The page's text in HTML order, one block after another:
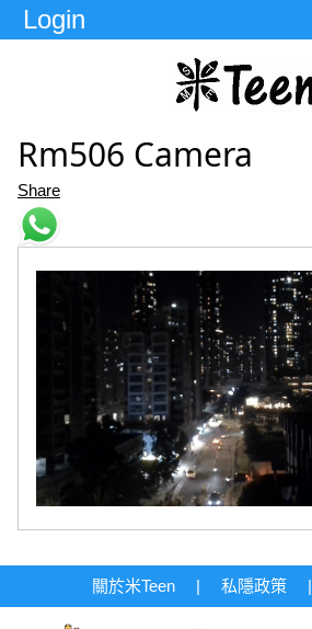
Login
Rm506 Camera
Share
關於米Teen | 私隱政策 |